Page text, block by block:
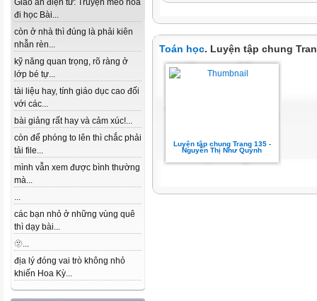
Giáo án điện tử: Truyện mèo hoa
đi học Bài...
còn ở nhà thì đúng là phải kiên
nhẫn rèn...
kỹ năng quan trọng, rõ ràng ở
lớp bé tự...
tài liệu hay, tính giáo dục cao đối
với các...
bài giảng rất hay và cảm xúc!...
còn để phóng to lên thì chắc phải
tải file...
mình vẫn xem được bình thường
mà...
...
các bạn nhỏ ở những vùng quê
thì dạy bài...
🫥...
địa lý đóng vai trò không nhỏ
khiến Hoa Kỳ...
Toán học. Luyện tập chung
Luyện tập chung Trang 135 -
Nguyễn Thị Như Quỳnh